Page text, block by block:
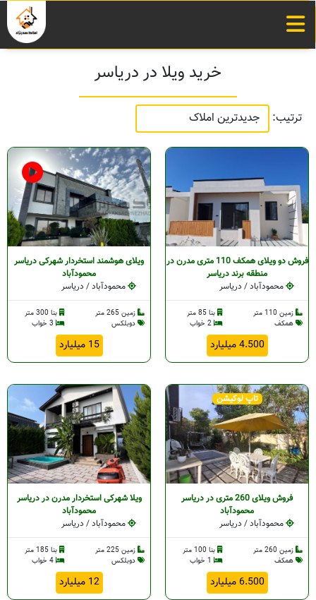
خرید ویلا در دریاسر
ترتیب:
فروش دو ویلای همکف 110 متری مدرن در
منطقه برند دریاسر
محمودآباد / دریاسر
زمین 110 متر
بنا 85 متر
همکف
4.500 میلیارد
ویلای هوشمند استخردار شهرکی دریاسر
محمودآباد
محمودآباد / دریاسر
زمین 265 متر
بنا 300 متر
دوبلکس
15 میلیارد
تاپ لوکیشن
فروش ویلای 260 متری در دریاسر
محمودآباد
محمودآباد / دریاسر
زمین 260 متر
بنا 100 متر
همکف
6.500 میلیارد
ویلا شهرکی استخردار مدرن در دریاسر
محمودآباد
محمودآباد / دریاسر
زمین 225 متر
بنا 185 متر
دوبلکس
12 میلیارد